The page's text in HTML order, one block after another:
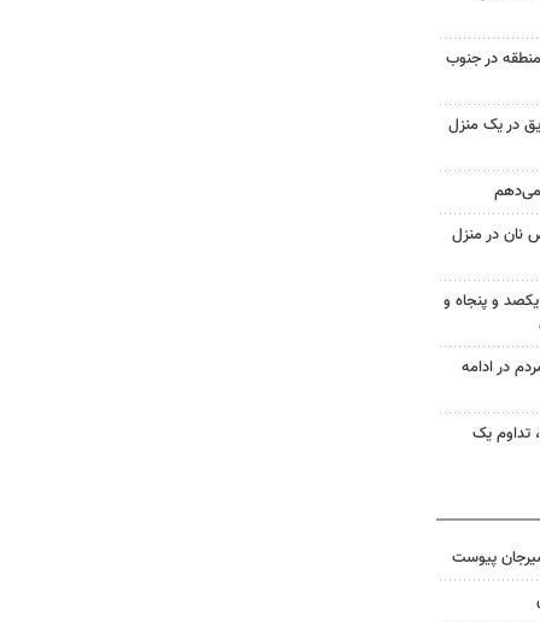
در جنوب
در یک منزل
می‌دهم
نان در منزل
و پنجاه و
اجتماع مردم در ادامه
مردم، تداوم یک
پیوست